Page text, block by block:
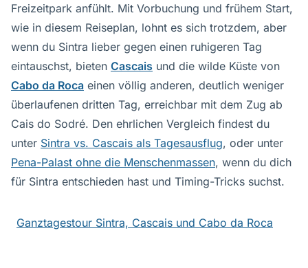
Freizeitpark anfühlt. Mit Vorbuchung und frühem Start,
wie in diesem Reiseplan, lohnt es sich trotzdem, aber
wenn du Sintra lieber gegen einen ruhigeren Tag
eintauschst, bieten Cascais und die wilde Küste von
Cabo da Roca einen völlig anderen, deutlich weniger
überlaufenen dritten Tag, erreichbar mit dem Zug ab
Cais do Sodré. Den ehrlichen Vergleich findest du
unter Sintra vs. Cascais als Tagesausflug, oder unter
Pena-Palast ohne die Menschenmassen, wenn du dich
für Sintra entschieden hast und Timing-Tricks suchst.
Ganztagestour Sintra, Cascais und Cabo da Roca